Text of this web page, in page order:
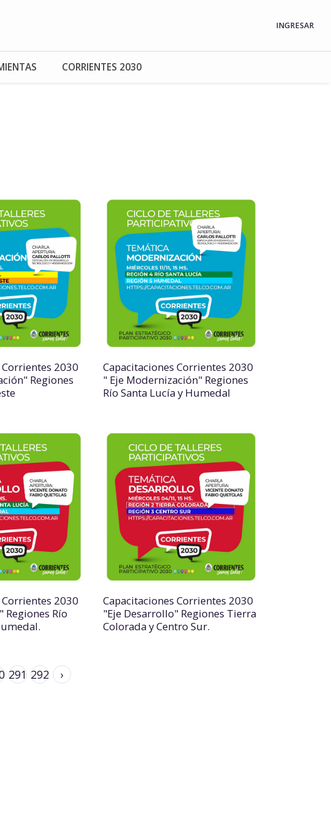
INGRESAR
CORRIENTES 2030
2030
Regiones
Capacitaciones Corrientes 2030
" Eje Modernización" Regiones
Río Santa Lucía y Humedal
2030
Regiones Río
Capacitaciones Corrientes 2030
"Eje Desarrollo" Regiones Tierra
Colorada y Centro Sur.
291 292 ›